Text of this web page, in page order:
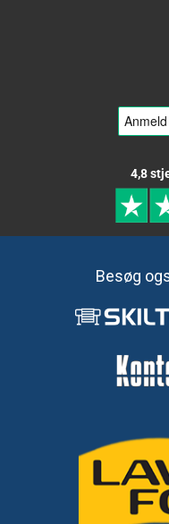
4,8
Besøg